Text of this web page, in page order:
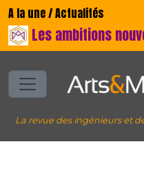
A la une / Actualités
Les ambitions
La revue des ingénieurs et